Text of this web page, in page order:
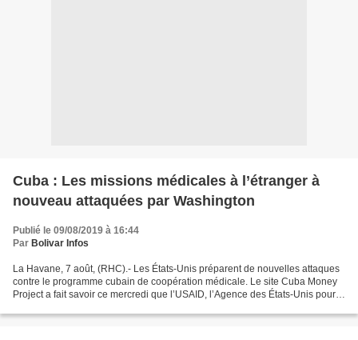
Cuba : Les missions médicales à l’étranger à
nouveau attaquées par Washington
Publié le 09/08/2019 à 16:44
Par Bolivar Infos
La Havane, 7 août, (RHC).- Les États-Unis préparent de nouvelles attaques
contre le programme cubain de coopération médicale. Le site Cuba Money
Project a fait savoir ce mercredi que l’USAID, l’Agence des États-Unis pour